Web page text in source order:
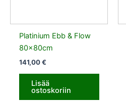
Platinium Ebb & Flow
80x80cm
141,00€
Lisää
ostoskoriin